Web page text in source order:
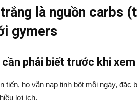
là nguồn carbs
gymers
phải biết trước khi
tiến, họ vẫn nạp tinh bột mỗi ngày,
lợi ích.